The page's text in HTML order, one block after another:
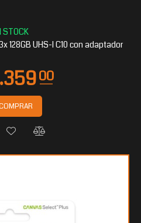
128GB UHS-I C10 con adaptador